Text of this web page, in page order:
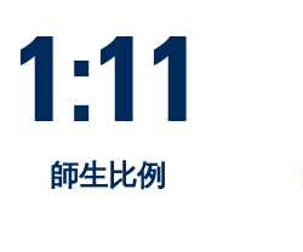
師生比例
1:11